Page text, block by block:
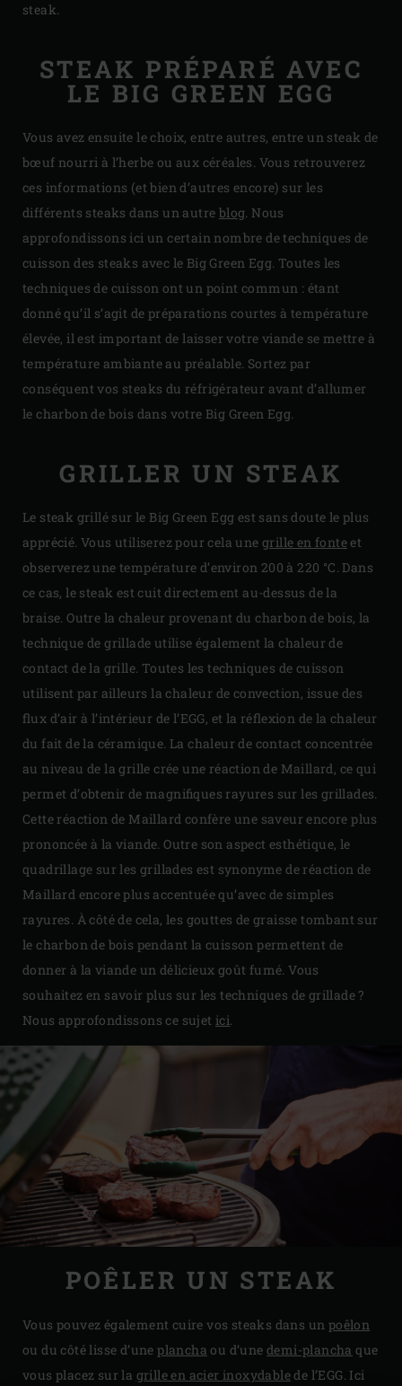
steak.
STEAK PRÉPARÉ AVEC
LE BIG GREEN EGG
Vous avez ensuite le choix, entre autres, entre un steak de
bœuf nourri à l’herbe ou aux céréales. Vous retrouverez
ces informations (et bien d’autres encore) sur les
différents steaks dans un autre blog. Nous
approfondissons ici un certain nombre de techniques de
cuisson des steaks avec le Big Green Egg. Toutes les
techniques de cuisson ont un point commun : étant
donné qu’il s’agit de préparations courtes à température
élevée, il est important de laisser votre viande se mettre à
température ambiante au préalable. Sortez par
conséquent vos steaks du réfrigérateur avant d’allumer
le charbon de bois dans votre Big Green Egg.
GRILLER UN STEAK
Le steak grillé sur le Big Green Egg est sans doute le plus
apprécié. Vous utiliserez pour cela une grille en fonteet
observerez une température d’environ 200 à 220 °C. Dans
ce cas, le steak est cuit directement au-dessus de la
braise. Outre la chaleur provenant du charbon de bois, la
technique de grillade utilise également la chaleur de
contact de la grille. Toutes les techniques de cuisson
utilisent par ailleurs la chaleur de convection, issue des
flux d’air à l’intérieur de l’EGG, et la réflexion de la chaleur
du fait de la céramique. La chaleur de contact concentrée
au niveau de la grille crée une réaction de Maillard, ce qui
permet d’obtenir de magnifiques rayures sur les grillades.
Cette réaction de Maillard confère une saveur encore plus
prononcée à la viande. Outre son aspect esthétique, le
quadrillage sur les grillades est synonyme de réaction de
Maillard encore plus accentuée qu’avec de simples
rayures. À côté de cela, les gouttes de graisse tombant sur
le charbon de bois pendant la cuisson permettent de
donner à la viande un délicieux goût fumé. Vous
souhaitez en savoir plus sur les techniques de grillade ?
Nous approfondissons ce sujet ici.
POÊLER UN STEAK
Vous pouvez également cuire vos steaks dans un poêlon
ou du côté lisse d’une plancha ou d’unedemi-plancha que
vous placez sur la grille en acier inoxydablede l’EGG. Ici